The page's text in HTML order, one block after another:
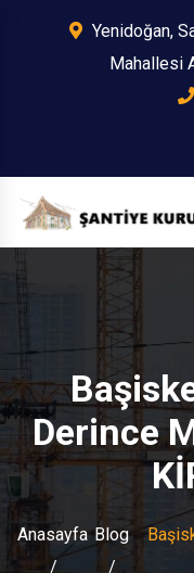
Yenidoğan,
Mahallesi
Derince
Anasayfa Blog